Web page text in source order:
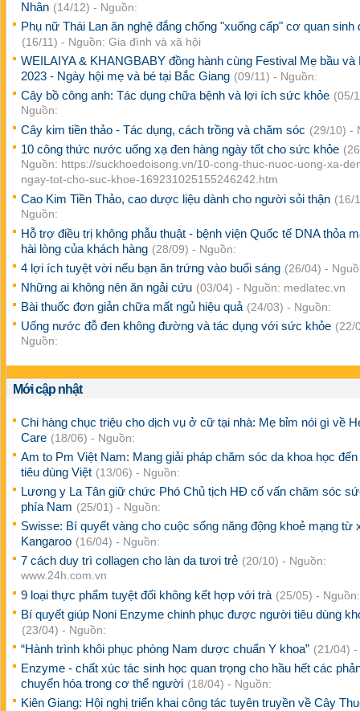
Nhân (14/12) - Nguồn:
Phụ nữ Thái Lan ăn nghệ đắng chống "xuống cấp" cơ quan sinh
(16/11) - Nguồn: Gia đình và xã hội
WEILAIYA & KHANGBABY đồng hành cùng Festival Mẹ bầu và
2023 - Ngày hội mẹ và bé tại Bắc Giang (09/11) - Nguồn:
Cây bồ công anh: Tác dụng chữa bệnh và lợi ích sức khỏe (05/
Nguồn:
Cây kim tiền thảo - Tác dụng, cách trồng và chăm sóc (29/10) -
10 công thức nước uống xạ đen hàng ngày tốt cho sức khỏe
Nguồn: https://suckhoedoisong.vn/10-cong-thuc-nuoc-uong-xa-
ngay-tot-cho-suc-khoe-169231025155246242.htm
Cao Kim Tiền Thảo, cao dược liệu dành cho người sỏi thận (16/
Nguồn:
Hỗ trợ điều trị không phẫu thuật - bệnh viện Quốc tế DNA thỏa
hài lòng của khách hàng (28/09) - Nguồn:
4 lợi ích tuyệt vời nếu bạn ăn trứng vào buổi sáng (26/04) -
Những ai không nên ăn ngải cứu (03/04) - Nguồn: medlatec.vn
Bài thuốc đơn giản chữa mất ngủ hiệu quả (24/03) - Nguồn:
Uống nước đỗ đen không đường và tác dụng với sức khỏe (22/
Nguồn:
Mới cập nhật
Chi hàng chục triệu cho dịch vụ ở cữ tại nhà: Mẹ bỉm nói gì về
Care (18/06) - Nguồn:
Am to Pm Việt Nam: Mang giải pháp chăm sóc da khoa học
tiêu dùng Việt (13/06) - Nguồn:
Lương y La Tân giữ chức Phó Chủ tịch HĐ cố vấn chăm sóc
phía Nam (25/01) - Nguồn:
Swisse: Bí quyết vàng cho cuộc sống năng động khoẻ mạng từ
Kangaroo (16/04) - Nguồn:
7 cách duy trì collagen cho làn da tươi trẻ (20/10) - Nguồn:
www.24h.com.vn
9 loại thực phẩm tuyệt đối không kết hợp với trà (25/05) - Nguồn:
Bí quyết giúp Noni Enzyme chinh phục được người tiêu dùng
(23/04) - Nguồn:
“Hành trình khôi phục phòng Nam dược chuẩn Y khoa” (21/04)
Enzyme - chất xúc tác sinh học quan trọng cho hầu hết các
chuyển hóa trong cơ thể người (18/04) - Nguồn:
Kiên Giang: Hội nghị triển khai công tác tuyên truyền về Cây